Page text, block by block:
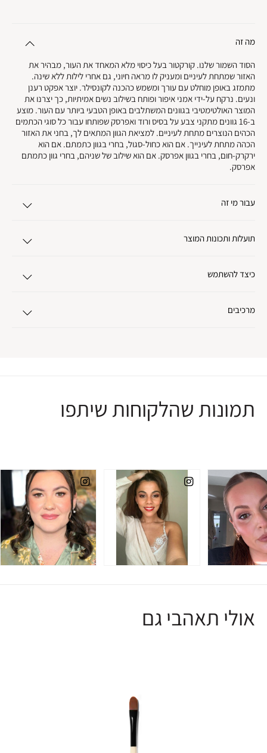
מה זה
הסוד השמור שלנו. קורקטור בעל כיסוי מלא המאחד את העור, מבהיר את
האזור שמתחת לעיניים ומעניק לו מראה חיוני, גם אחרי לילות ללא שינה.
מתמזג באופן מוחלט עם עורך ומשמש כהכנה לקונסילר. יוצר אפקט רענן
ונעים. נרקח על-ידי אמני איפור ופותח בשילוב נשים אמיתיות, כך יצרנו את
המוצר האולטימטיבי בגוונים המשתלבים באופן הטבעי ביותר עם העור. מוצע
ב-16 גוונים מתקני צבע על בסיס ורוד ואפרסק שפותחו עבור כל סוגי הכתמים
הכהים הנוצרים מתחת לעיניים. למציאת הגוון המתאים לך, בחני את האזור
הכהה מתחת לעינייך. אם הוא כחול-סגול, בחרי בגוון כתמתם. אם הוא
ירקרק-חום, בחרי בגוון אפרסק. אם הוא שילוב של שניהם, בחרי גוון כתמתם
אפרסק.
עבור מי זה
תועלות ותכונות המוצר
כיצד להשתמש
מרכיבים
תמונות שהלקוחות שיתפו
אולי תאהבי גם